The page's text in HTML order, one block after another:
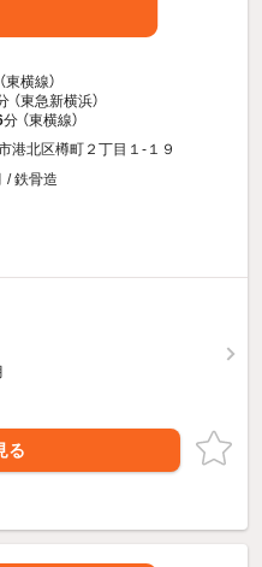
東横線）
（東急新横浜）
分 （東横線）
港北区樽町２丁目１-１９
/ 鉄骨造
る